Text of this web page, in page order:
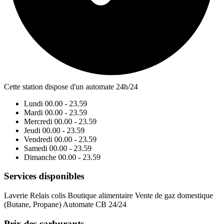
Cette station dispose d'un automate 24h/24
Lundi 00.00 - 23.59
Mardi 00.00 - 23.59
Mercredi 00.00 - 23.59
Jeudi 00.00 - 23.59
Vendredi 00.00 - 23.59
Samedi 00.00 - 23.59
Dimanche 00.00 - 23.59
Services disponibles
Laverie Relais colis Boutique alimentaire Vente de gaz domestique
(Butane, Propane) Automate CB 24/24